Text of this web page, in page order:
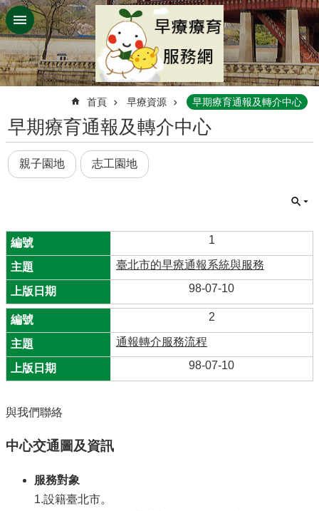
跳到主要內容區塊
首頁 早療資源 早期療育通報及轉介中心
早期療育通報及轉介中心
親子園地 志工園地
1
臺北市的早療通報系統與服務
98-07-10
2
通報轉介服務流程
98-07-10
與我們聯絡
中心交通圖及資訊
服務對象
1.設籍臺北市。